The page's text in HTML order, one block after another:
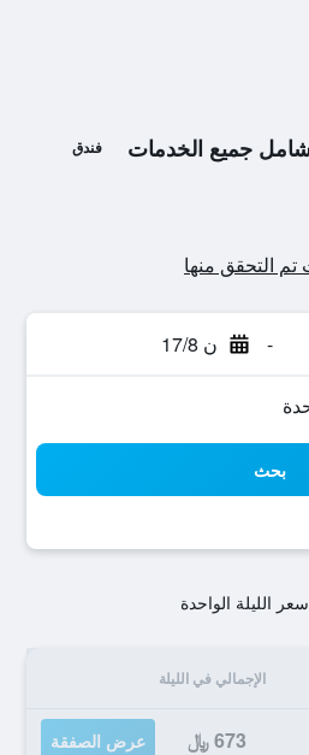
شامل جميع الخدمات فندق
- ن 17/8
بحث
الليلة الواحدة
الإجمالي في الليلة
673 ﷼ عرض الصفقة